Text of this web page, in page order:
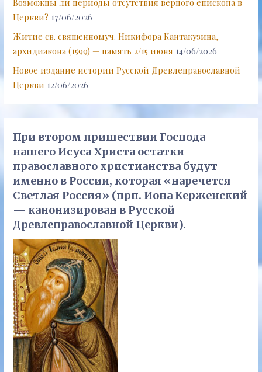
Возможны ли периоды отсутствия верного епископа в
Церкви? 17/06/2026
Житие св. священномуч. Никифора Кантакузина,
архидиакона (1599) — память 2/15 июня 14/06/2026
Новое издание истории Русской Древлеправославной
Церкви 12/06/2026
При втором пришествии Господа
нашего Исуса Христа остатки
православного христианства будут
именно в России, которая «наречется
Светлая Россия» (прп. Иона Керженский
— канонизирован в Русской
Древлеправославной Церкви).